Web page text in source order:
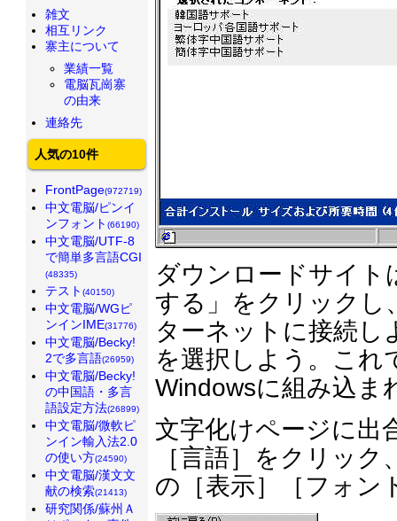
ダウンロードサイト
する」をクリックし
ターネットに接続
を選択しよう。これ
Windowsに組み込ま
文字化けページに出
［言語］をクリッ
の［表示］［フォン
雑文
相互リンク
寨主について
業績一覧
電脳瓦崗寨
の由来
連絡先
人気の10件
FrontPage(972719)
中文電脳/ピンイ
ンフォント (66190)
中文電脳/UTF-8
で簡単多言語CGI
(48335)
テスト (40150)
中文電脳/WGピ
ンインIME(31776)
中文電脳/Becky!
2で多言語(26959)
中文電脳/Becky!
の中国語・多言
語設定方法(26899)
中文電脳/微軟ピ
ンイン輸入法2.0
の使い方(24590)
中文電脳/漢文文
献の検索(21413)
研究関係/蘇州Ａ